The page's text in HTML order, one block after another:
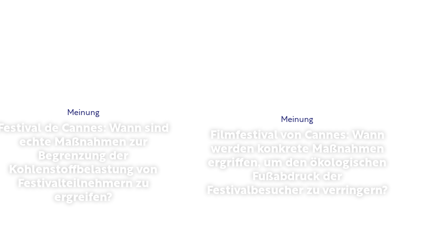
Meinung
Festival de Cannes: Wann sind
echte Maßnahmen zur
Begrenzung der
Kohlenstoffbelastung von
Festivalteilnehmern zu
ergreifen?
Meinung
Filmfestival von Cannes: Wann
werden konkrete Maßnahmen
ergriffen, um den ökologischen
Fußabdruck der
Festivalbesucher zu verringern?